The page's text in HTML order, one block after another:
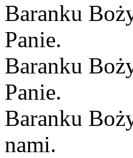
Baranku
Panie.
Baranku
Panie.
Baranku
nami.